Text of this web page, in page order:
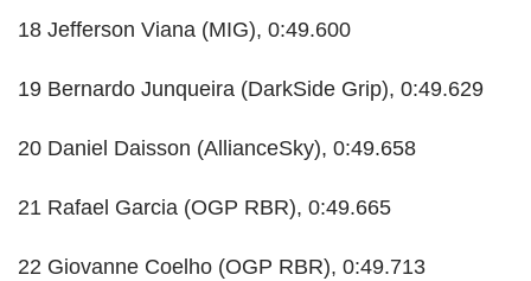
18 Jefferson Viana (MIG), 0:49.600
19 Bernardo Junqueira (DarkSide Grip), 0:49.629
20 Daniel Daisson (AllianceSky), 0:49.658
21 Rafael Garcia (OGP RBR), 0:49.665
22 Giovanne Coelho (OGP RBR), 0:49.713